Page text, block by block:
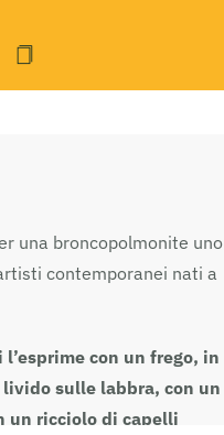
una broncopolmonite uno
contemporanei nati a
con un frego, in
livido sulle labbra, con un
un ricciolo di capelli